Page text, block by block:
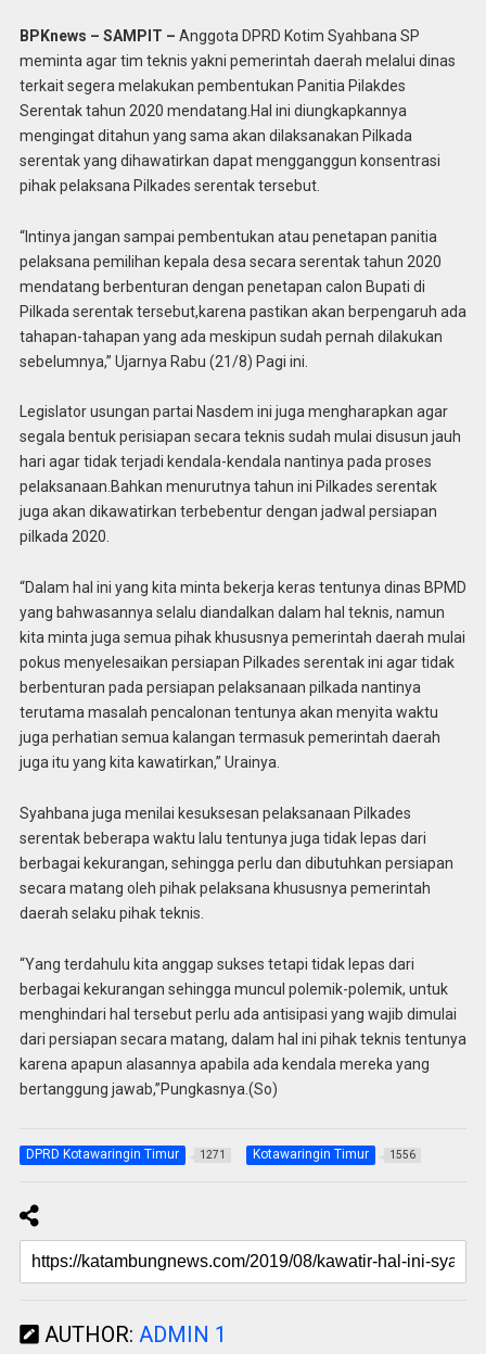
BPKnews – SAMPIT – Anggota DPRD Kotim Syahbana SP
meminta agar tim teknis yakni pemerintah daerah melalui dinas
terkait segera melakukan pembentukan Panitia Pilakdes
Serentak tahun 2020 mendatang.Hal ini diungkapkannya
mengingat ditahun yang sama akan dilaksanakan Pilkada
serentak yang dihawatirkan dapat mengganggun konsentrasi
pihak pelaksana Pilkades serentak tersebut.
“Intinya jangan sampai pembentukan atau penetapan panitia
pelaksana pemilihan kepala desa secara serentak tahun 2020
mendatang berbenturan dengan penetapan calon Bupati di
Pilkada serentak tersebut,karena pastikan akan berpengaruh ada
tahapan-tahapan yang ada meskipun sudah pernah dilakukan
sebelumnya,” Ujarnya Rabu (21/8) Pagi ini.
Legislator usungan partai Nasdem ini juga mengharapkan agar
segala bentuk perisiapan secara teknis sudah mulai disusun jauh
hari agar tidak terjadi kendala-kendala nantinya pada proses
pelaksanaan.Bahkan menurutnya tahun ini Pilkades serentak
juga akan dikawatirkan terbebentur dengan jadwal persiapan
pilkada 2020.
“Dalam hal ini yang kita minta bekerja keras tentunya dinas BPMD
yang bahwasannya selalu diandalkan dalam hal teknis, namun
kita minta juga semua pihak khususnya pemerintah daerah mulai
pokus menyelesaikan persiapan Pilkades serentak ini agar tidak
berbenturan pada persiapan pelaksanaan pilkada nantinya
terutama masalah pencalonan tentunya akan menyita waktu
juga perhatian semua kalangan termasuk pemerintah daerah
juga itu yang kita kawatirkan,” Urainya.
Syahbana juga menilai kesuksesan pelaksanaan Pilkades
serentak beberapa waktu lalu tentunya juga tidak lepas dari
berbagai kekurangan, sehingga perlu dan dibutuhkan persiapan
secara matang oleh pihak pelaksana khususnya pemerintah
daerah selaku pihak teknis.
“Yang terdahulu kita anggap sukses tetapi tidak lepas dari
berbagai kekurangan sehingga muncul polemik-polemik, untuk
menghindari hal tersebut perlu ada antisipasi yang wajib dimulai
dari persiapan secara matang, dalam hal ini pihak teknis tentunya
karena apapun alasannya apabila ada kendala mereka yang
bertanggung jawab,”Pungkasnya.(So)
DPRD Kotawaringin Timur 1271 Kotawaringin Timur 1556
AUTHOR: ADMIN 1